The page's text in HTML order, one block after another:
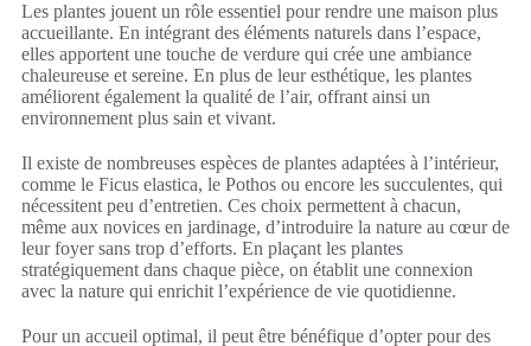
Les plantes jouent un rôle essentiel pour rendre une maison plus
accueillante. En intégrant des éléments naturels dans l’espace,
elles apportent une touche de verdure qui crée une ambiance
chaleureuse et sereine. En plus de leur esthétique, les plantes
améliorent également la qualité de l’air, offrant ainsi un
environnement plus sain et vivant.
Il existe de nombreuses espèces de plantes adaptées à l’intérieur,
comme le Ficus elastica, le Pothos ou encore les succulentes, qui
nécessitent peu d’entretien. Ces choix permettent à chacun,
même aux novices en jardinage, d’introduire la nature au cœur de
leur foyer sans trop d’efforts. En plaçant les plantes
stratégiquement dans chaque pièce, on établit une connexion
avec la nature qui enrichit l’expérience de vie quotidienne.
Pour un accueil optimal, il peut être bénéfique d’opter pour des